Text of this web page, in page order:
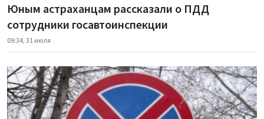
Юным астраханцам рассказали о ПДД
сотрудники госавтоинспекции
09:34, 31 июля